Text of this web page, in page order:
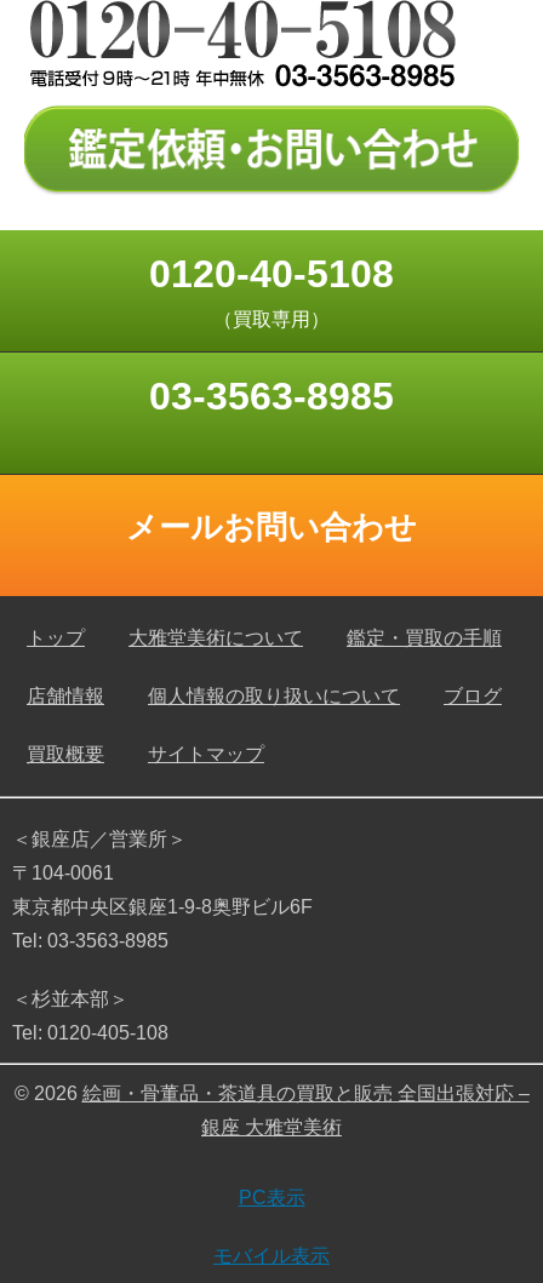
0120-40-5108
（買取専用）
03-3563-8985
メールお問い合わせ
トップ 大雅堂美術について 鑑定・買取の手順
店舗情報 個人情報の取り扱いについて ブログ
買取概要 サイトマップ
＜銀座店／営業所＞
〒104-0061
東京都中央区銀座1-9-8奥野ビル6F
Tel: 03-3563-8985
＜杉並本部＞
Tel: 0120-405-108
© 2026 絵画・骨董品・茶道具の買取と販売 全国出張対応 –
銀座 大雅堂美術
PC表示
モバイル表示